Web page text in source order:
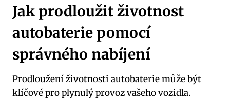
Jak prodloužit životnost
autobaterie pomocí
správného nabíjení
Prodloužení životnosti autobaterie může být
klíčové pro plynulý provoz vašeho vozidla.